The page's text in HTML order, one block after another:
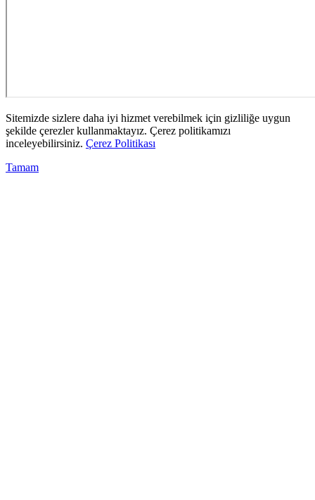
Sitemizde sizlere daha iyi hizmet verebilmek için gizliliğe uygun
şekilde çerezler kullanmaktayız. Çerez politikamızı
inceleyebilirsiniz. Çerez Politikası
Tamam